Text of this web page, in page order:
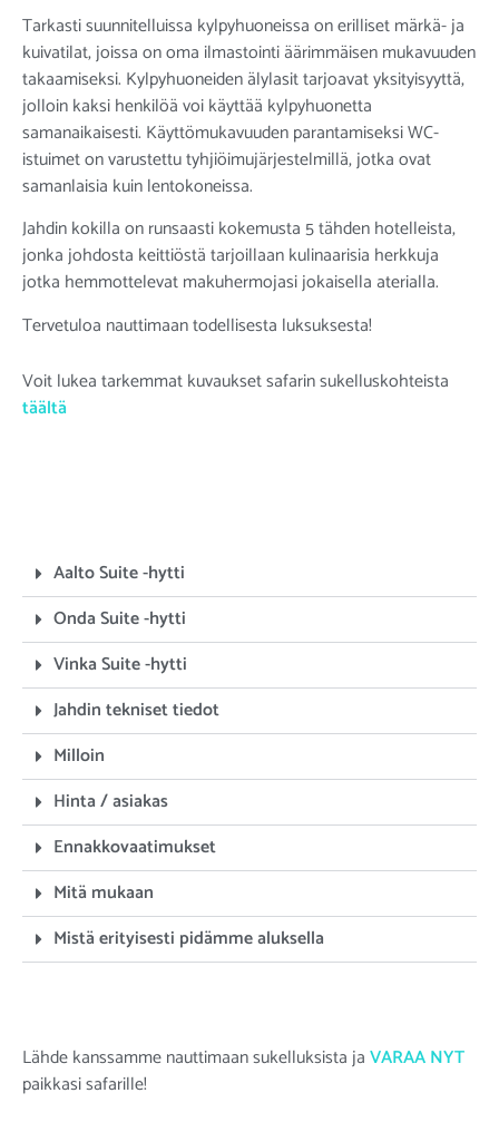
Tarkasti suunnitelluissa kylpyhuoneissa on erilliset märkä- ja
kuivatilat, joissa on oma ilmastointi äärimmäisen mukavuuden
takaamiseksi. Kylpyhuoneiden älylasit tarjoavat yksityisyyttä,
jolloin kaksi henkilöä voi käyttää kylpyhuonetta
samanaikaisesti. Käyttömukavuuden parantamiseksi WC-
istuimet on varustettu tyhjiöimujärjestelmillä, jotka ovat
samanlaisia ​​kuin lentokoneissa.
Jahdin kokilla on runsaasti kokemusta 5 tähden hotelleista,
jonka johdosta keittiöstä tarjoillaan kulinaarisia herkkuja
jotka hemmottelevat makuhermojasi jokaisella aterialla.
Tervetuloa nauttimaan todellisesta luksuksesta!
Voit lukea tarkemmat kuvaukset safarin sukelluskohteista
täältä
Aalto Suite -hytti
Onda Suite -hytti
Vinka Suite -hytti
Jahdin tekniset tiedot
Milloin
Hinta / asiakas
Ennakkovaatimukset
Mitä mukaan
Mistä erityisesti pidämme aluksella
Lähde kanssamme nauttimaan sukelluksista jaVARAA NYT
paikkasi safarille!